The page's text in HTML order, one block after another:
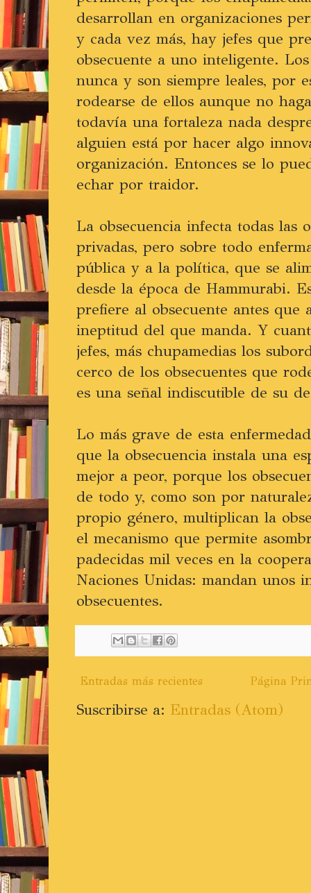
desarrollan en organizaciones
y cada vez más, hay jefes que
obsecuente a uno inteligente.
nunca y son siempre leales, por
rodearse de ellos aunque no
todavía una fortaleza nada
alguien está por hacer algo
organización. Entonces se lo
echar por traidor.
La obsecuencia infecta todas las
privadas, pero sobre todo
pública y a la política, que se
desde la época de Hammurabi.
prefiere al obsecuente antes
ineptitud del que manda. Y
jefes, más chupamedias los
cerco de los obsecuentes que
es una señal indiscutible de su
Lo más grave de esta
que la obsecuencia instala una
mejor a peor, porque los
de todo y, como son por
propio género, multiplican la
el mecanismo que permite
padecidas mil veces en la
Naciones Unidas: mandan unos
obsecuentes.
Entradas más recientes Página
Suscribirse a: Entradas (Atom)